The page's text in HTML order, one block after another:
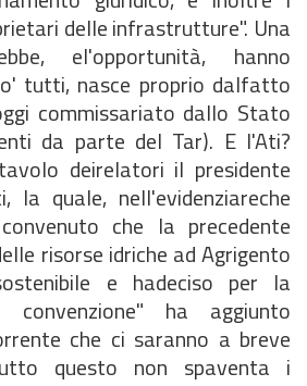
delle infrastrutture". Una
el'opportunità, hanno
tutti, nasce proprio dalfatto
commissariato dallo Stato
da parte del Tar). E l'Ati?
deirelatori il presidente
la quale, nell'evidenziareche
che la precedente
risorse idriche ad Agrigento
e hadeciso per la
convenzione" ha aggiunto
che ci saranno a breve
questo non spaventa i